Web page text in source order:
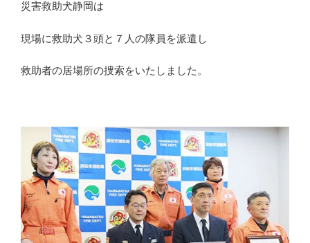
災害救助犬静岡は
現場に救助犬３頭と７人の隊員を派遣し
救助者の居場所の捜索をいたしました。